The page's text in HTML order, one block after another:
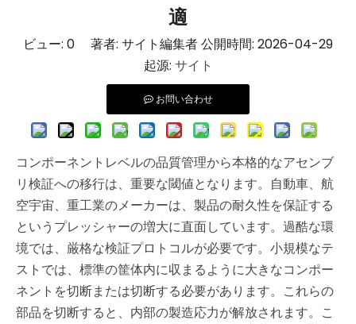
適
ビュー: 0 著者: サイト編集者 公開時間: 2026-04-29
起源: サイト
お問い合わせ
コンポーネントレベルの品質管理から本格的なアセンブ
リ検証への移行は、重要な閾値となります。自動車、航
空宇宙、重工業のメーカーは、製品の耐久性を保証する
というプレッシャーの増大に直面しています。過酷な環
境では、厳格な検証プロトコルが必要です。小規模なテ
ストでは、標準の筐体内に収まるように大きなコンポー
ネントを切断または切断する必要があります。これらの
部品を切断すると、内部の製造応力が解放されます。こ